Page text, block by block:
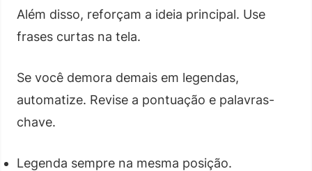
Além disso, reforçam a ideia principal. Use
frases curtas na tela.
Se você demora demais em legendas,
automatize. Revise a pontuação e palavras-
chave.
Legenda sempre na mesma posição.